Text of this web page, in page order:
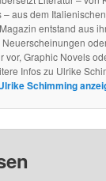
– aus dem
entstand aus
vor, Graphic Novels
Infos zu Ulrike
Schimming